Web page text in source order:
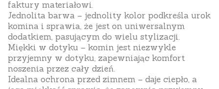
faktury materiałowi.
Jednolita barwa – jednolity kolor podkreśla urok
komina i sprawia, że jest on uniwersalnym
dodatkiem, pasującym do wielu stylizacji.
Miękki w dotyku – komin jest niezwykle
przyjemny w dotyku, zapewniając komfort
noszenia przez cały dzień.
Idealna ochrona przed zimnem – daje ciepło, a